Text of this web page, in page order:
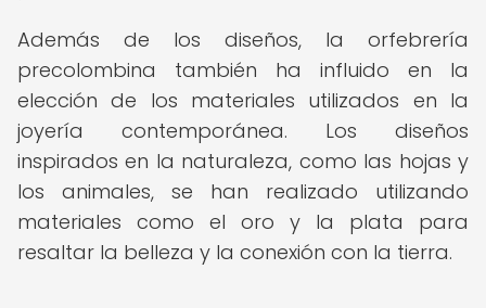
Además de los diseños, la orfebrería
precolombina también ha influido en la
elección de los materiales utilizados en la
joyería contemporánea. Los diseños
inspirados en la naturaleza, como las hojas y
los animales, se han realizado utilizando
materiales como el oro y la plata para
resaltar la belleza y la conexión con la tierra.